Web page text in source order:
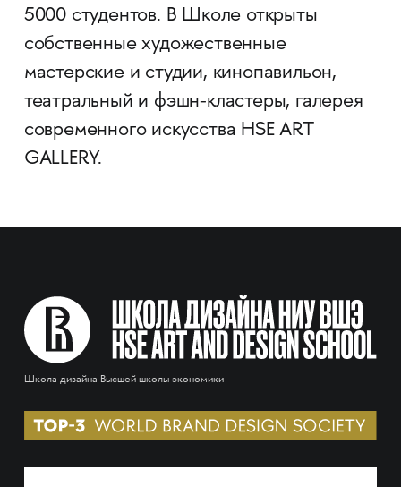
5000 студентов. В Школе открыты
собственные художественные
мастерские и студии, кинопавильон,
театральный и фэшн-кластеры, галерея
современного искусства HSE ART
GALLERY.
Школа дизайна Высшей школы экономики